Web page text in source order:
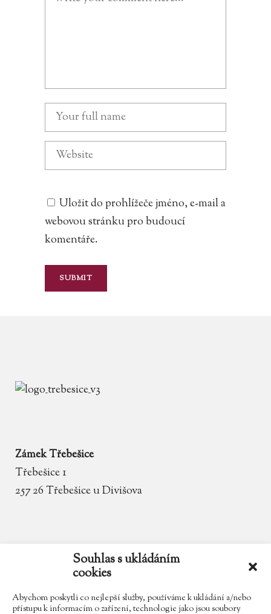
Souhlas s ukládáním
cookies
Abychom poskytli co nejlepší služby, používáme k ukládání a/nebo
přístupu k informacím o zařízení, technologie jako jsou soubory
Uložit do prohlížeče jméno, e-mail a
webovou stránku pro budoucí
komentáře.
Zámek Třebešice
Třebešice 1
257 26 Třebešice u Divišova
zamek.trebesice@volny.cz
602 354 467